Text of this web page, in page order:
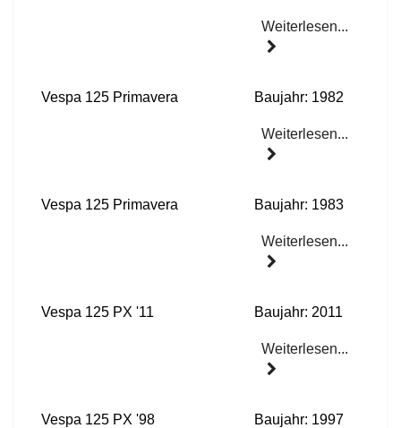
Weiterlesen...
Vespa 125 Primavera Baujahr: 1982
Weiterlesen...
Vespa 125 Primavera Baujahr: 1983
Weiterlesen...
Vespa 125 PX '11 Baujahr: 2011
Weiterlesen...
Vespa 125 PX '98
Baujahr: 1997